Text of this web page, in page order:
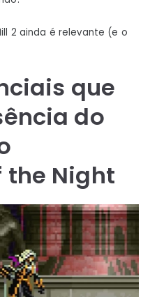
2 ainda é relevante (e o
que
do
the Night